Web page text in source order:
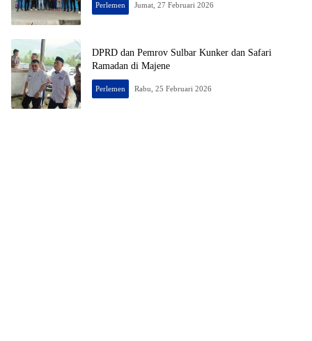
Perlemen Jumat, 27 Februari 2026
DPRD dan Pemrov Sulbar Kunker dan Safari
Ramadan di Majene
Perlemen Rabu, 25 Februari 2026